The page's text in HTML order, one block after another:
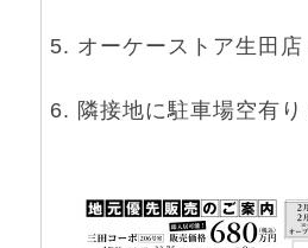
オーケーストア生田
隣接地に駐車場空有り